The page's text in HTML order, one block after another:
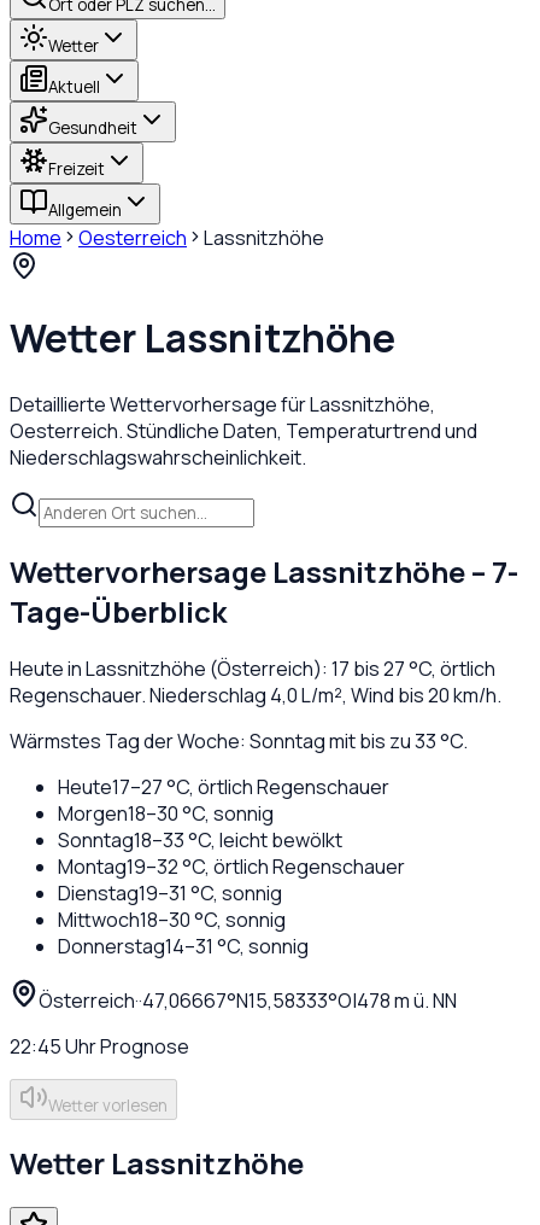
Ort oder PLZ suchen…
Wetter
Aktuell
Gesundheit
Freizeit
Allgemein
Home Oesterreich Lassnitzhöhe
Wetter Lassnitzhöhe
Detaillierte Wettervorhersage fürLassnitzhöhe,
Oesterreich. Stündliche Daten, Temperaturtrend und
Niederschlagswahrscheinlichkeit.
Wettervorhersage Lassnitzhöhe– 7-
Tage-Überblick
Heute inLassnitzhöhe (Österreich): 17 bis27°C, örtlich
Regenschauer. Niederschlag 4,0L/m², Wind bis20km/h.
Wärmstes Tag der Woche: Sonntag mit bis zu 33 °C.
Heute17–27°C, örtlich Regenschauer
Morgen18–30°C, sonnig
Sonntag18–33°C, leicht bewölkt
Montag19–32°C, örtlich Regenschauer
Dienstag19–31 °C, sonnig
Mittwoch18–30°C, sonnig
Donnerstag14–31 °C, sonnig
Österreich··47,06667°N15,58333°O|478m ü. NN
22:45UhrPrognose
Wetter vorlesen
Wetter Lassnitzhöhe